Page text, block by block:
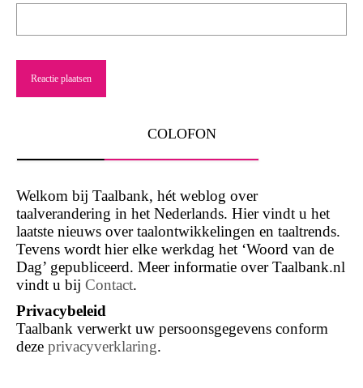
COLOFON
Welkom bij Taalbank, hét weblog over
taalverandering in het Nederlands. Hier vindt u het
laatste nieuws over taalontwikkelingen en taaltrends.
Tevens wordt hier elke werkdag het ‘Woord van de
Dag’ gepubliceerd. Meer informatie over Taalbank.nl
vindt u bij Contact.
Privacybeleid
Taalbank verwerkt uw persoonsgegevens conform
deze privacyverklaring.